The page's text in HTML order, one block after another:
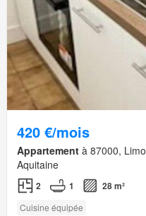
420 €/mois
Appartement à 87000,
Aquitaine
2 1 28 m²
Cuisine équipée